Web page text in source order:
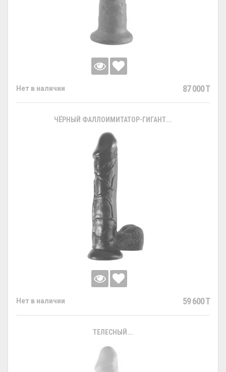
Нет в наличии 87 000 T
ЧЁРНЫЙ ФАЛЛОИМИТАТОР-ГИГАНТ...
Нет в наличии 59 600 T
ТЕЛЕСНЫЙ...